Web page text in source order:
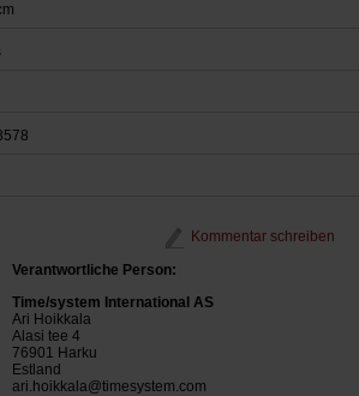
Kommentar schreiben
Verantwortliche Person:
Time/system International AS
Ari Hoikkala
Alasi tee 4
76901 Harku
Estland
ari.hoikkala@timesystem.com